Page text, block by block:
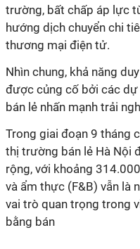
trường, bất chấp áp lực
hướng dịch chuyển chi
thương mại điện tử.
Nhìn chung, khả năng
được củng cố bởi các dự
bán lẻ nhấn mạnh trải
Trong giai đoạn 9 tháng
thị trường bán lẻ Hà Nội
rộng, với khoảng
và ẩm thực (F&B) vẫn là
vai trò quan trọng trong
bằng bán